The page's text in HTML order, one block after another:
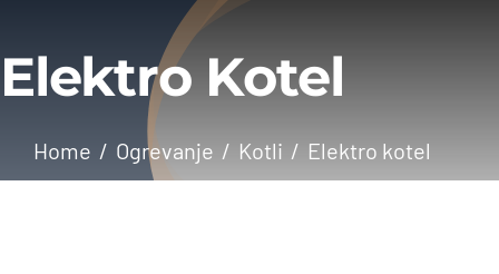
Storitve
Kalkulatorji
Elektro Kotel
Home Ogrevanje Kotli Elektro kotel